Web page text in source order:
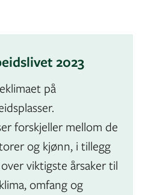
2023
på
forskjeller mellom de
og kjønn, i tillegg
viktigste årsaker til
omfang og